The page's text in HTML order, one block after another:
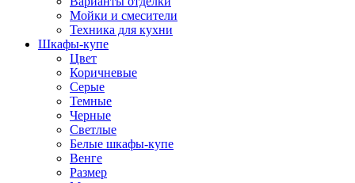
Мойки и смесители
Техника для кухни
Шкафы-купе
Цвет
Коричневые
Серые
Темные
Черные
Светлые
Белые шкафы-купе
Венге
Размер